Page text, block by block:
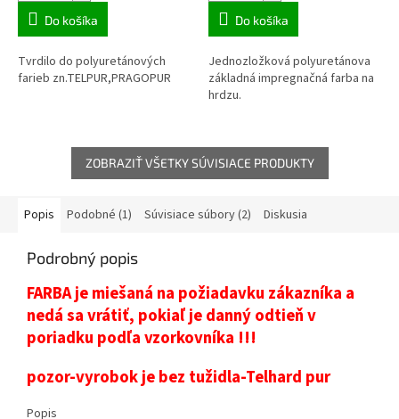
Do košíka
Tvrdilo do polyuretánových
farieb zn.TELPUR,PRAGOPUR
Do košíka
Jednozložková polyuretánova
základná impregnačná farba na
hrdzu.
ZOBRAZIŤ VŠETKY SÚVISIACE PRODUKTY
Popis Podobné (1) Súvisiace súbory (2) Diskusia
Podrobný popis
FARBA je miešaná na požiadavku zákazníka a
nedá sa vrátiť, pokiaľ je danný odtieň v
poriadku podľa vzorkovníka !!!
pozor-vyrobok je bez tužidla-Telhard pur
Popis